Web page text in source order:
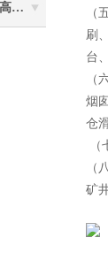
什么样的烟囱需要拆除，五林高空烟囱拆除讲与你听
（
刷
台
（
烟
仓
（
（
矿
★